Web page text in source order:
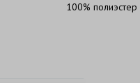
100% полиэстер